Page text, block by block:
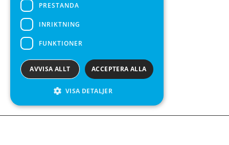
PRESTANDA
INRIKTNING
FUNKTIONER
ACCEPTERA ALLA
AVVISA ALLT
VISA DETALJER